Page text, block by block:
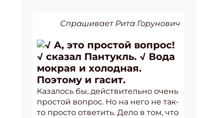
Спрашивает Рита Горунович
√ А, это простой вопрос!
√ сказал Пантукль. √ Вода
мокрая и холодная.
Поэтому и гасит.
Казалось бы, действительно очень
простой вопрос. Но на него не так-
то просто ответить. Дело в том, что